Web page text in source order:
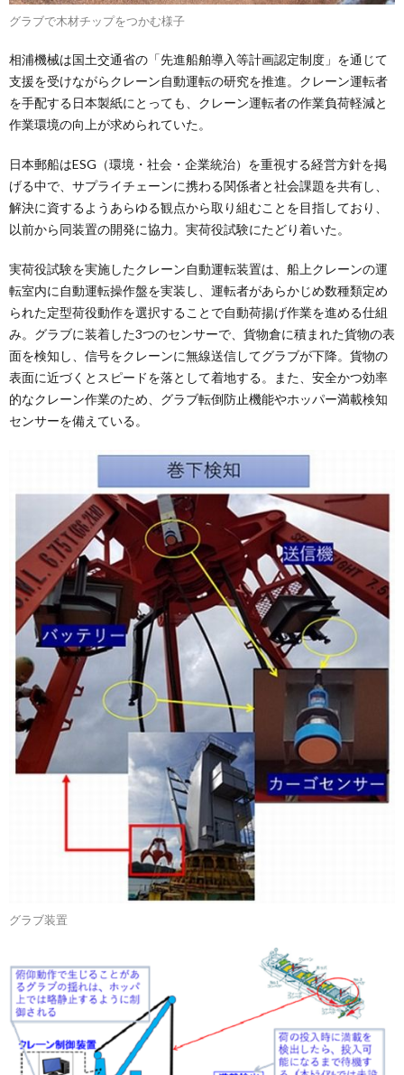
グラブで木材チップをつかむ様子
相浦機械は国土交通省の「先進船舶導入等計画認定制度」を通じて
支援を受けながらクレーン自動運転の研究を推進。クレーン運転者
を手配する日本製紙にとっても、クレーン運転者の作業負荷軽減と
作業環境の向上が求められていた。
日本郵船はESG（環境・社会・企業統治）を重視する経営方針を掲
げる中で、サプライチェーンに携わる関係者と社会課題を共有し、
解決に資するようあらゆる観点から取り組むことを目指しており、
以前から同装置の開発に協力。実荷役試験にたどり着いた。
実荷役試験を実施したクレーン自動運転装置は、船上クレーンの運
転室内に自動運転操作盤を実装し、運転者があらかじめ数種類定め
られた定型荷役動作を選択することで自動荷揚げ作業を進める仕組
み。グラブに装着した3つのセンサーで、貨物倉に積まれた貨物の表
面を検知し、信号をクレーンに無線送信してグラブが下降。貨物の
表面に近づくとスピードを落として着地する。また、安全かつ効率
的なクレーン作業のため、グラブ転倒防止機能やホッパー満載検知
センサーを備えている。
グラブ装置